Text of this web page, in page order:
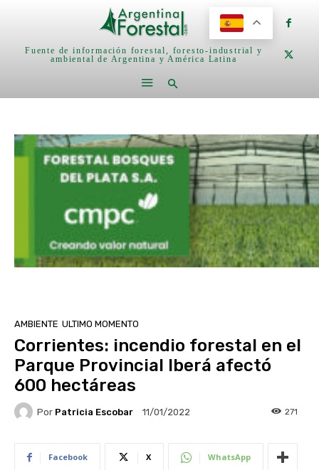
Fuente de información forestal, foresto-industrial y
ambiental de Argentina y América Latina
AMBIENTE ULTIMO MOMENTO
Corrientes: incendio forestal en el
Parque Provincial Iberá afectó
600 hectáreas
Por Patricia Escobar 11/01/2022 271
Facebook X WhatsApp